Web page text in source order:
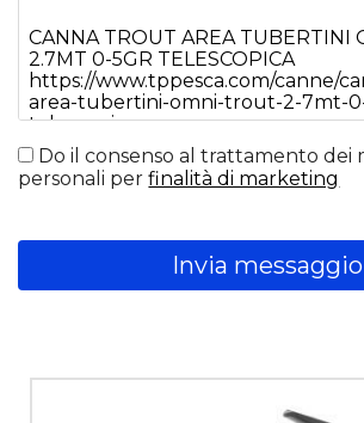
Do il consenso al trattamento dei
personali perfinalità di marketing
Invia messaggio